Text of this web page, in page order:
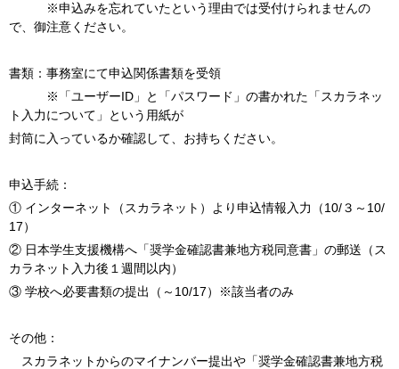
※申込みを忘れていたという理由では受付けられませんの
で、御注意ください。
書類：事務室にて申込関係書類を受領
※「ユーザーID」と「パスワード」の書かれた「スカラネッ
ト入力について」という用紙が
封筒に入っているか確認して、お持ちください。
申込手続：
① インターネット（スカラネット）より申込情報入力（10/３～10/
17）
② 日本学生支援機構へ「奨学金確認書兼地方税同意書」の郵送（ス
カラネット入力後１週間以内）
③ 学校へ必要書類の提出（～10/17）※該当者のみ
その他：
スカラネットからのマイナンバー提出や「奨学金確認書兼地方税